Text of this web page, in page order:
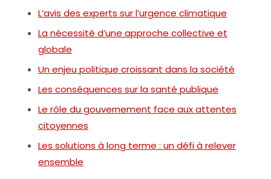
L’avis des experts sur l’urgence climatique
La nécessité d’une approche collective et
globale
Un enjeu politique croissant dans la société
Les conséquences sur la santé publique
Le rôle du gouvernement face aux attentes
citoyennes
Les solutions à long terme : un défi à relever
ensemble